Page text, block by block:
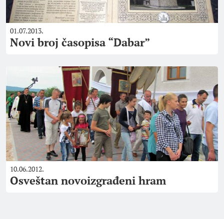
01.07.2013.
Novi broj časopisa “Dabar”
10.06.2012.
Osveštan novoizgrađeni hram